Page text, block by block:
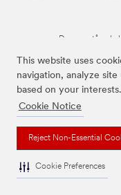
This website uses
navigation, analyze
based on your interests.
Cookie Notice
Reject Non-Essential
Cookie Preferences
De ovenstående